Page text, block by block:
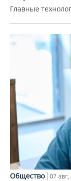
Главные
Общество 07